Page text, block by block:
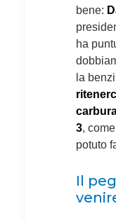
bene:
ha
la
3,
potuto
Il